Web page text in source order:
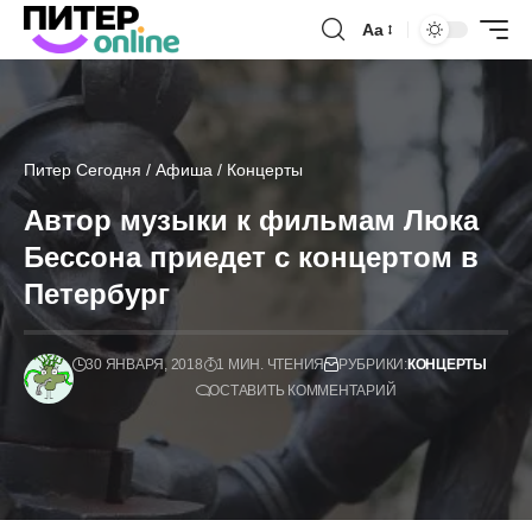
Аа
Питер Сегодня / Афиша / Концерты
Автор музыки к фильмам Люка
Бессона приедет с концертом в
Петербург
30 ЯНВАРЯ, 2018 1 МИН. ЧТЕНИЯ РУБРИКИ:КОНЦЕРТЫ
ОСТАВИТЬ КОММЕНТАРИЙ